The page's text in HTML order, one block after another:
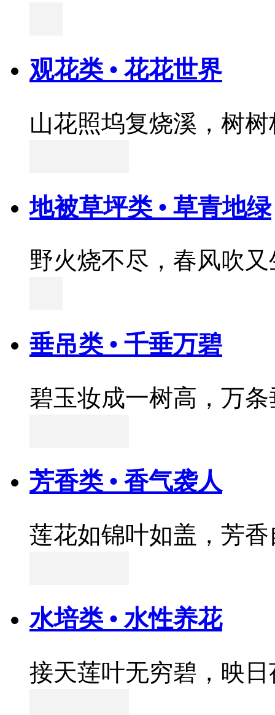
观花类 • 花花世界
山花照坞复烧溪，树
地被草坪类 • 草青地绿
野火烧不尽，春风吹又
垂吊类 • 千垂万碧
碧玉妆成一树高，万
芳香类 • 香气袭人
莲花如锦叶如盖，芳
水培类 • 水性养花
接天莲叶无穷碧，映